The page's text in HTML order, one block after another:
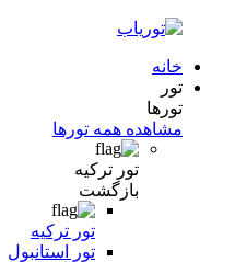
خانه
تور
تورها
مشاهده همه تورها
تور ترکیه
بازگشت
تور ترکیه
تور استانبول